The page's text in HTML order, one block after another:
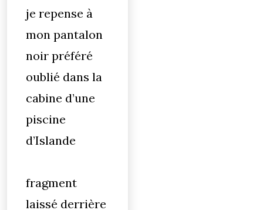
je repense à
mon pantalon
noir préféré
oublié dans la
cabine d’une
piscine
d’Islande
fragment
laissé derrière